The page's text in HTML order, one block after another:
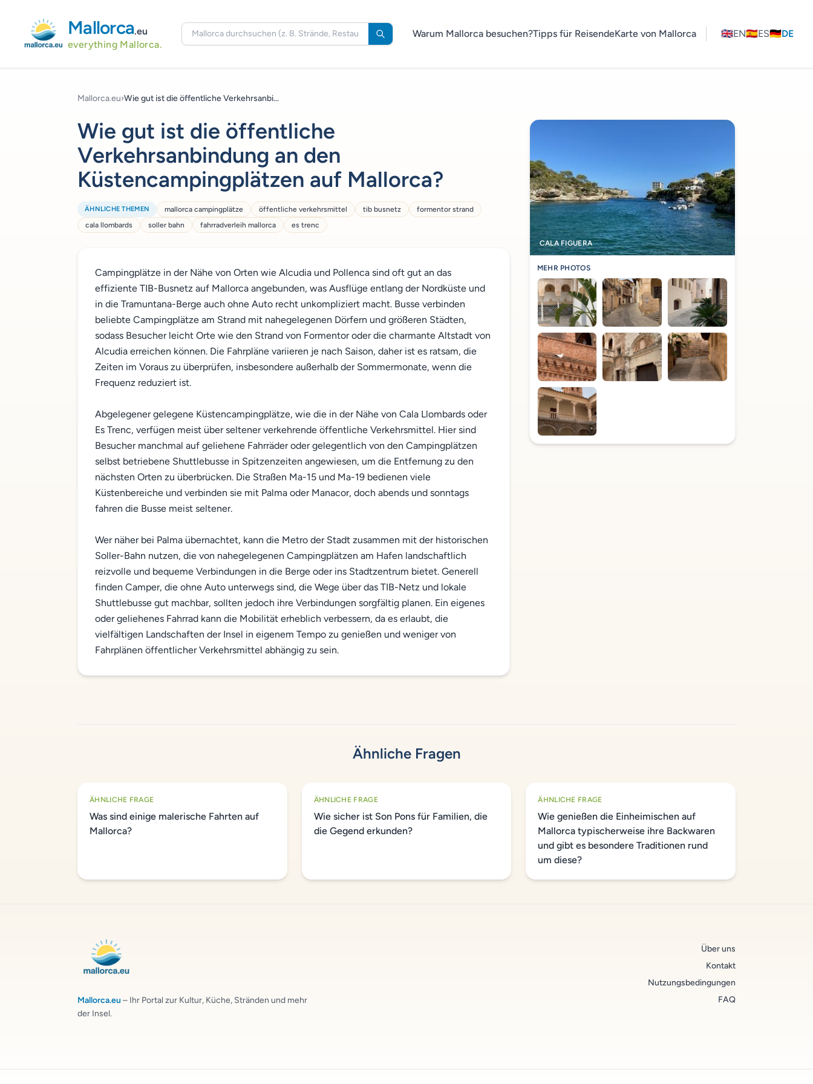
Mallorca.eu
everything Mallorca.
Warum Mallorca besuchen?Tipps für ReisendeKarte von Mallorca 🇬🇧EN🇪🇸ES🇩🇪DE
Mallorca.eu›Wie gut ist die öffentliche Verkehrsanbi...
Wie gut ist die öffentliche
Verkehrsanbindung an den
Küstencampingplätzen auf Mallorca?
ÄHNLICHE THEMEN mallorca campingplätze öffentliche verkehrsmittel tib busnetz
formentor strand
cala llombards
soller bahn fahrradverleih mallorca es trenc
Campingplätze in der Nähe von Orten wie Alcudia und Pollenca sind oft gut an das
effiziente TIB-Busnetz auf Mallorca angebunden, was Ausflüge entlang der Nordküste und
in die Tramuntana-Berge auch ohne Auto recht unkompliziert macht. Busse verbinden
beliebte Campingplätze am Strand mit nahegelegenen Dörfern und größeren Städten,
sodass Besucher leicht Orte wie den Strand von Formentor oder die charmante Altstadt von
Alcudia erreichen können. Die Fahrpläne variieren je nach Saison, daher ist es ratsam, die
Zeiten im Voraus zu überprüfen, insbesondere außerhalb der Sommermonate, wenn die
Frequenz reduziert ist.
Abgelegener gelegene Küstencampingplätze, wie die in der Nähe von Cala Llombards oder
Es Trenc, verfügen meist über seltener verkehrende öffentliche Verkehrsmittel. Hier sind
Besucher manchmal auf geliehene Fahrräder oder gelegentlich von den Campingplätzen
selbst betriebene Shuttlebusse in Spitzenzeiten angewiesen, um die Entfernung zu den
nächsten Orten zu überbrücken. Die Straßen Ma-15 und Ma-19 bedienen viele
Küstenbereiche und verbinden sie mit Palma oder Manacor, doch abends und sonntags
fahren die Busse meist seltener.
Wer näher bei Palma übernachtet, kann die Metro der Stadt zusammen mit der historischen
Soller-Bahn nutzen, die von nahegelegenen Campingplätzen am Hafen landschaftlich
reizvolle und bequeme Verbindungen in die Berge oder ins Stadtzentrum bietet. Generell
finden Camper, die ohne Auto unterwegs sind, die Wege über das TIB-Netz und lokale
Shuttlebusse gut machbar, sollten jedoch ihre Verbindungen sorgfältig planen. Ein eigenes
oder geliehenes Fahrrad kann die Mobilität erheblich verbessern, da es erlaubt, die
vielfältigen Landschaften der Insel in eigenem Tempo zu genießen und weniger von
Fahrplänen öffentlicher Verkehrsmittel abhängig zu sein.
CALA FIGUERA
MEHR PHOTOS
Ähnliche Fragen
ÄHNLICHE FRAGE
Was sind einige malerische Fahrten auf
Mallorca?
ÄHNLICHE FRAGE
Wie sicher ist Son Pons für Familien, die
die Gegend erkunden?
ÄHNLICHE FRAGE
Wie genießen die Einheimischen auf
Mallorca typischerweise ihre Backwaren
und gibt es besondere Traditionen rund
um diese?
Mallorca.eu – Ihr Portal zur Kultur, Küche, Stränden und mehr
der Insel.
Über uns
Kontakt
Nutzungsbedingungen
FAQ